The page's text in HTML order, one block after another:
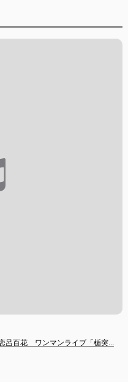
呂百花　ワンマンライブ「楯突...